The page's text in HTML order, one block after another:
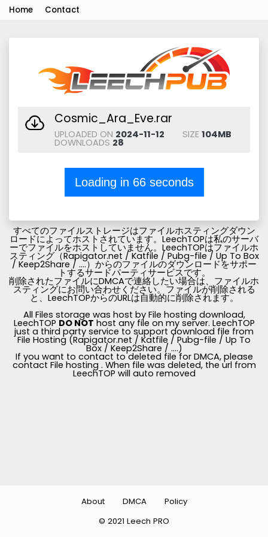
Home Contact
Cosmic_Ara_Eve.rar
UPLOADED ON 2024-11-12 SIZE 104MB
DOWNLOADS 28
Loading in 66seconds
すべてのファイルストレージはファイルホスティングダウン
ロードによってホストされています。LeechTOPは私のサーバ
ーでファイルをホストしていません。LeechTOPはファイルホ
スティング（Rapigator.net / Katfile / Pubg-file / Up To Box
/ Keep2Share / ....）からのファイルのダウンロードをサポー
トするサードパーティサービスです。
削除されたファイルにDMCAで連絡したい場合は、ファイルホ
スティングにお問い合わせください。ファイルが削除される
と、LeechTOPからのURLは自動的に削除されます。
All Files storage was host by File hosting download,
LeechTOP DO NOT host any file on my server. LeechTOP
just a third party service to support download file from
File Hosting (Rapigator.net / Katfile / Pubg-file / Up To
Box / Keep2Share / ....)
If you want to contact to deleted file for DMCA, please
contact File hosting . When file was deleted, the url from
LeechTOP will auto removed
© 2021 Leech PRO
About DMCA Policy